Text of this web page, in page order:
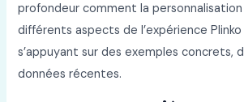
profondeur comment la
différents aspects de l’expérience Plinko
s’appuyant sur des exemples concrets,
données récentes.